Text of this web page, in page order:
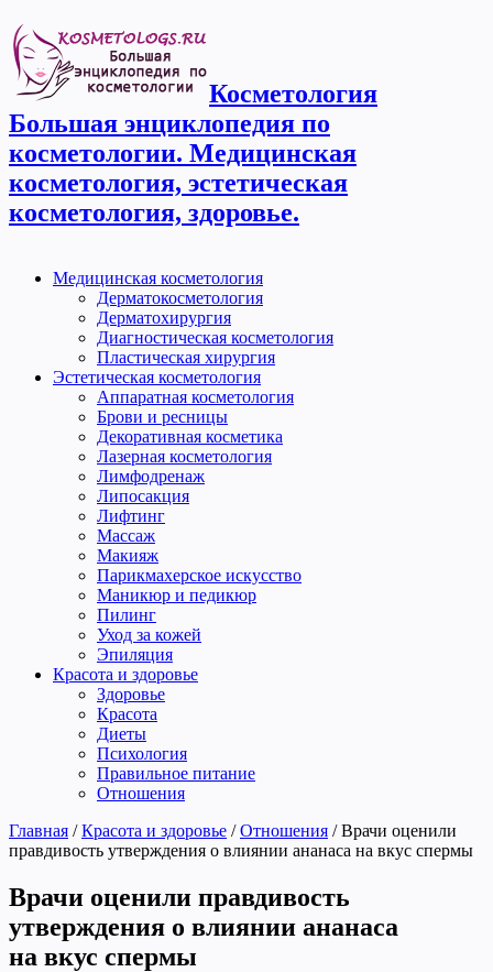
Косметология
Большая энциклопедия по
косметологии. Медицинская
косметология, эстетическая
косметология, здоровье.
Медицинская косметология
Дерматокосметология
Дерматохирургия
Диагностическая косметология
Пластическая хирургия
Эстетическая косметология
Аппаратная косметология
Брови и ресницы
Декоративная косметика
Лазерная косметология
Лимфодренаж
Липосакция
Лифтинг
Массаж
Макияж
Парикмахерское искусство
Маникюр и педикюр
Пилинг
Уход за кожей
Эпиляция
Красота и здоровье
Здоровье
Красота
Диеты
Психология
Правильное питание
Отношения
Главная / Красота и здоровье / Отношения / Врачи оценили
правдивость утверждения о влиянии ананаса на вкус спермы
Врачи оценили правдивость
утверждения о влиянии ананаса
на вкус спермы